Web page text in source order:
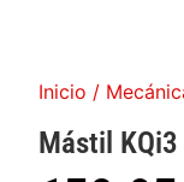
Inicio /
Mástil